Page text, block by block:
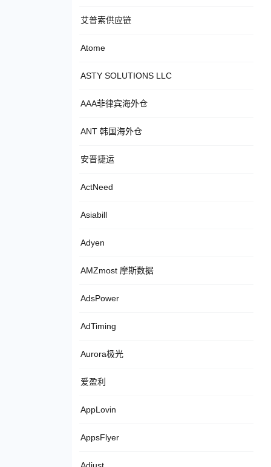
艾普索供应链
Atome
ASTY SOLUTIONS LLC
AAA菲律宾海外仓
ANT 韩国海外仓
安晋捷运
ActNeed
Asiabill
Adyen
AMZmost 摩斯数据
AdsPower
AdTiming
Aurora极光
爱盈利
AppLovin
AppsFlyer